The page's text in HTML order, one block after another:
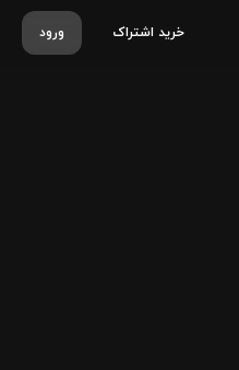
ورود خرید اشتراک